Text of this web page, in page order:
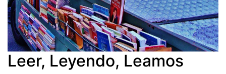
Leer, Leyendo, Leamos